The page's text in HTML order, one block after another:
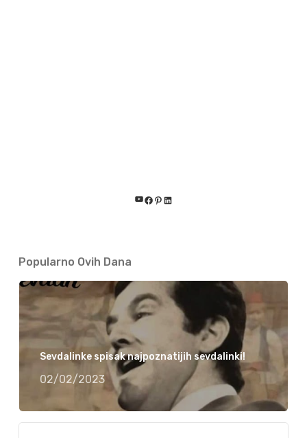
YouTube
Facebook
Pinterest
LinkedIn
Popularno Ovih Dana
Sevdalinke spisak najpoznatijih sevdalinki!
02/02/2023